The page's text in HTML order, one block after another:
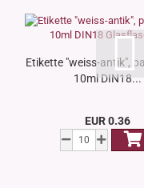
Etikette "weiss-antik",
10ml DIN18...
EUR 0.36